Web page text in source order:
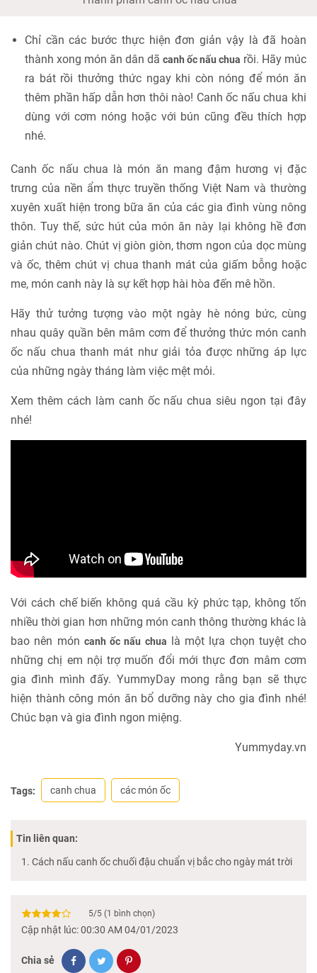
Chỉ cần các bước thực hiện đơn giản vậy là đã hoàn
thành xong món ăn dân dã canh ốc nấu chua rồi. Hãy múc
ra bát rồi thưởng thức ngay khi còn nóng để món ăn
thêm phần hấp dẫn hơn thôi nào! Canh ốc nấu chua khi
dùng với cơm nóng hoặc với bún cũng đều thích hợp
nhé.
Canh ốc nấu chua là món ăn mang đậm hương vị đặc
trưng của nền ẩm thực truyền thống Việt Nam và thường
xuyên xuất hiện trong bữa ăn của các gia đình vùng nông
thôn. Tuy thế, sức hút của món ăn này lại không hề đơn
giản chút nào. Chút vị giòn giòn, thơm ngon của dọc mùng
và ốc, thêm chút vị chua thanh mát của giấm bỗng hoặc
me, món canh này là sự kết hợp hài hòa đến mê hồn.
Hãy thử tưởng tượng vào một ngày hè nóng bức, cùng
nhau quây quần bên mâm cơm để thưởng thức món canh
ốc nấu chua thanh mát như giải tỏa được những áp lực
của những ngày tháng làm việc mệt mỏi.
Xem thêm cách làm canh ốc nấu chua siêu ngon tại đây
nhé!
Với cách chế biến không quá cầu kỳ phức tạp, không tốn
nhiều thời gian hơn những món canh thông thường khác là
bao nên món canh ốc nấu chua là một lựa chọn tuyệt cho
những chị em nội trợ muốn đổi mới thực đơn mâm cơm
gia đình mình đấy. YummyDay mong rằng bạn sẽ thực
hiện thành công món ăn bổ dưỡng này cho gia đình nhé!
Chúc bạn và gia đình ngon miệng.
Yummyday.vn
Tags: canh chua các món ốc
Tin liên quan:
Cách nấu canh ốc chuối đậu chuẩn vị bắc cho ngày mát trời
5/5 (1 bình chọn)
Cập nhật lúc: 00:30 AM 04/01/2023
Chia sẻ